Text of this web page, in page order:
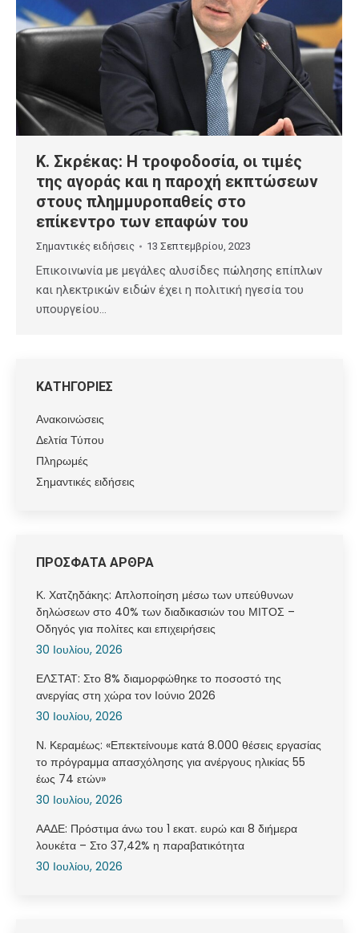
Κ. Σκρέκας: Η τροφοδοσία, οι τιμές
της αγοράς και η παροχή εκπτώσεων
στους πλημμυροπαθείς στο
επίκεντρο των επαφών του
Σημαντικές ειδήσεις 13 Σεπτεμβρίου, 2023
Επικοινωνία με μεγάλες αλυσίδες πώλησης επίπλων
και ηλεκτρικών ειδών έχει η πολιτική ηγεσία του
υπουργείου…
ΚΑΤΗΓΟΡΙΕΣ
Ανακοινώσεις
Δελτία Τύπου
Πληρωμές
Σημαντικές ειδήσεις
ΠΡΟΣΦΑΤΑ ΑΡΘΡΑ
Κ. Χατζηδάκης: Aπλοποίηση μέσω των υπεύθυνων
δηλώσεων στο 40% των διαδικασιών του ΜΙΤΟΣ –
Οδηγός για πολίτες και επιχειρήσεις
30 Ιουλίου, 2026
ΕΛΣΤΑΤ: Στο 8% διαμορφώθηκε το ποσοστό της
ανεργίας στη χώρα τον Ιούνιο 2026
30 Ιουλίου, 2026
Ν. Κεραμέως: «Επεκτείνουμε κατά 8.000 θέσεις εργασίας
το πρόγραμμα απασχόλησης για ανέργους ηλικίας 55
έως 74 ετών»
30 Ιουλίου, 2026
ΑΑΔΕ: Πρόστιμα άνω του 1 εκατ. ευρώ και 8 διήμερα
λουκέτα – Στο 37,42% η παραβατικότητα
30 Ιουλίου, 2026